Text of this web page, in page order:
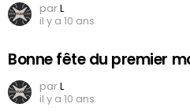
parL
il y a 10 ans
Bonne fête du premier
parL
il y a 10 ans